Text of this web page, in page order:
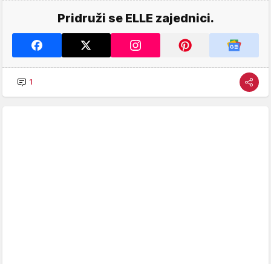
Pridruži se ELLE zajednici.
1